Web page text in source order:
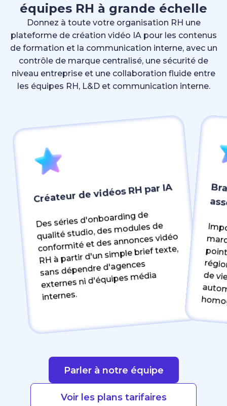
équipes RH à grande échelle
Donnez à toute votre organisation RH une
plateforme de création vidéo IA pour les contenus
de formation et la communication interne, avec un
contrôle de marque centralisé, une sécurité de
niveau entreprise et une collaboration fluide entre
les équipes RH, L&D et communication interne.
Créateur de vidéos RH par IA
Des séries d'onboarding de
qualité studio, des modules de
conformité et des annonces vidéo
RH à partir d'un simple brief texte,
sans dépendre d'agences
externes ni d'équipes média
internes.
point de
Parler à notre équipe
Voir les plans tarifaires